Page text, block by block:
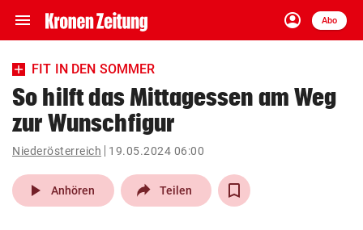
menu Navigation
ein-/ausklappen
account_circle
Anmelden
Abo
close Schließen
account_circle Anmelden
pin_drop
Wien arrow_right
FIT IN DEN SOMMER
So hilft das Mittagessen am Weg
zur Wunschfigur
Niederösterreich 19.05.2024 06:00
play_arrow Anhören Teilen